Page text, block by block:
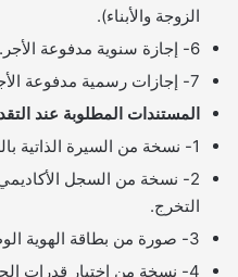
الزوجة والأبناء).
6- إجازة سنوية مدفوعة الأجر.
7- إجازات رسمية مدفوعة الأجر.
المستندات المطلوبة عند
1- نسخة من السيرة الذاتية باللغة الإنجليزية.
2- نسخة من السجل
التخرج.
3- صورة من بطاقة الهوية الوطنية.
4- نسخة من اختبار قدرات